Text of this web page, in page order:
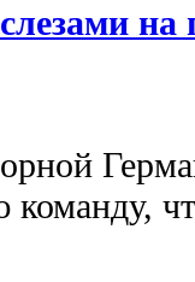
на
команду,